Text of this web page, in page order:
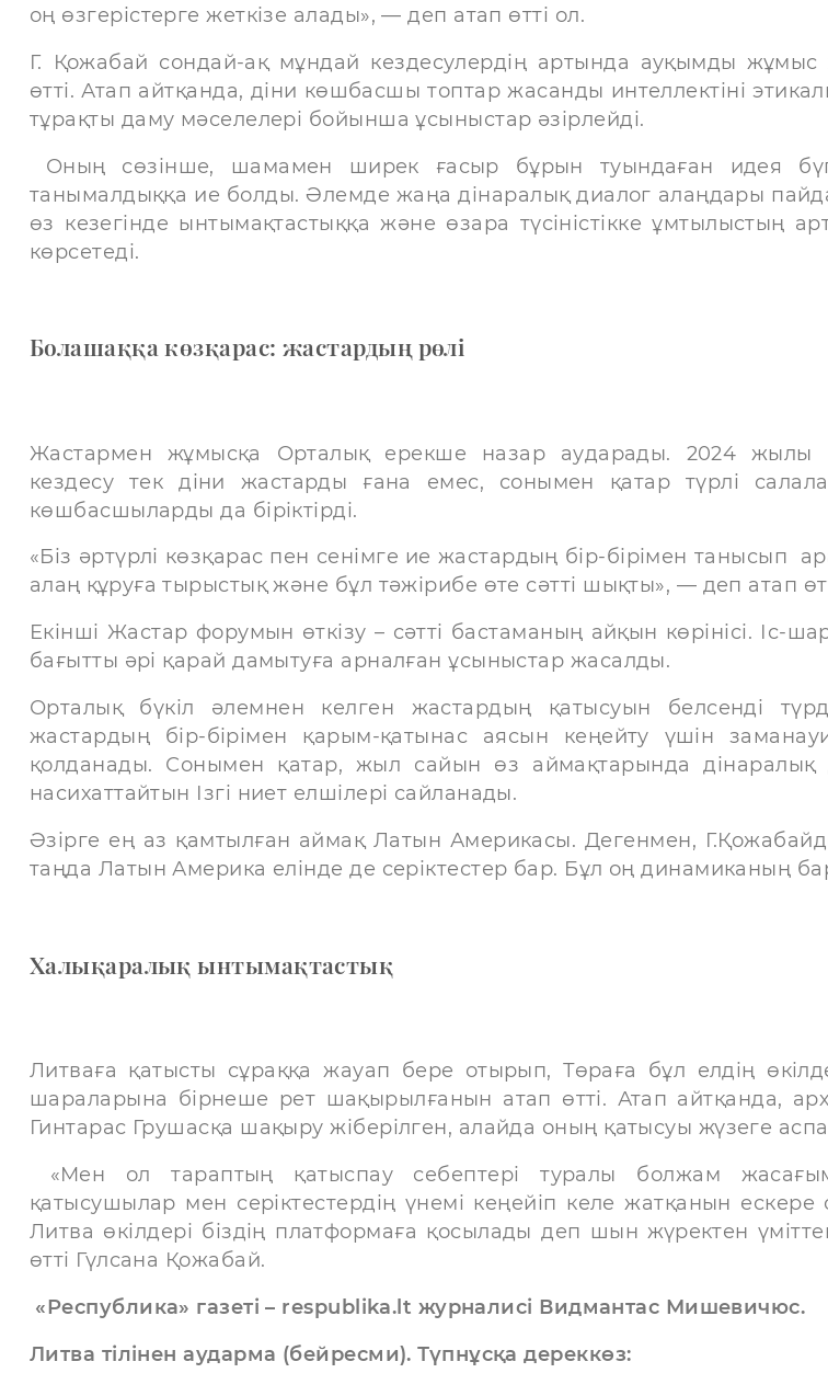
оң өзгерістерге жеткізе алады», — деп атап өтті ол.
Г. Қожабай сондай-ақ мұндай кездесулердің артында ауқымды жұмыс
өтті. Атап айтқанда, діни көшбасшы топтар жасанды интеллектіні
тұрақты даму мәселелері бойынша ұсыныстар әзірлейді.
Оның сөзінше, шамамен ширек ғасыр бұрын туындаған идея
танымалдыққа ие болды. Әлемде жаңа дінаралық диалог алаңдары
өз кезегінде ынтымақтастыққа және өзара түсіністікке ұмтылыстың
көрсетеді.
Болашаққа көзқарас: жастардың рөлі
Жастармен жұмысқа Орталық ерекше назар аударады. 2024 жылы
кездесу тек діни жастарды ғана емес, сонымен қатар түрлі
көшбасшыларды да біріктірді.
«Біз әртүрлі көзқарас пен сенімге ие жастардың бір-бірімен танысып
алаң құруға тырыстық және бұл тәжірибе өте сәтті шықты», — деп атап
Екінші Жастар форумын өткізу – сәтті бастаманың айқын көрінісі. Іс-
бағытты әрі қарай дамытуға арналған ұсыныстар жасалды.
Орталық бүкіл әлемнен келген жастардың қатысуын белсенді
жастардың бір-бірімен қарым-қатынас аясын кеңейту үшін
қолданады. Сонымен қатар, жыл сайын өз аймақтарында дінаралық
насихаттайтын Ізгі ниет елшілері сайланады.
Әзірге ең аз қамтылған аймақ Латын Америкасы. Дегенмен,
таңда Латын Америка елінде де серіктестер бар. Бұл оң динамиканың
Халықаралық ынтымақтастық
Литваға қатысты сұраққа жауап бере отырып, Төраға бұл елдің
шараларына бірнеше рет шақырылғанын атап өтті. Атап айтқанда,
Гинтарас Грушасқа шақыру жіберілген, алайда оның қатысуы жүзеге
«Мен ол тараптың қатыспау себептері туралы болжам
қатысушылар мен серіктестердің үнемі кеңейіп келе жатқанын
Литва өкілдері біздің платформаға қосылады деп шын жүректен
өтті Гүлсана Қожабай.
«Республика» газеті – respublika.lt журналисі Видмантас Мишевичюс.
Литва тілінен аударма (бейресми). Түпнұсқа дереккөз: